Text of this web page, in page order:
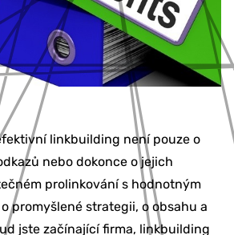
linkbuilding není pouze o
nebo dokonce o jejich
prolinkování s hodnotným
promyšlené strategii, o obsahu a
jste začínající firma, linkbuilding